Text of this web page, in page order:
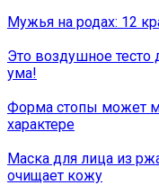
Мужья на родах: 12
Это воздушное тесто
ума!
Форма стопы может
характере
Маска для лица из
очищает кожу